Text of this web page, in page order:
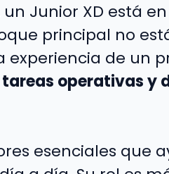
Junior XD está
principal no
de un
tareas operativas y
esenciales que